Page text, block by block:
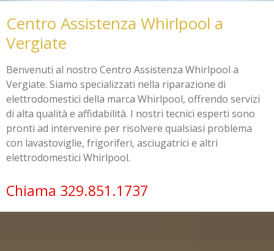
Centro Assistenza Whirlpool a
Vergiate
Benvenuti al nostro Centro Assistenza Whirlpool a
Vergiate. Siamo specializzati nella riparazione di
elettrodomestici della marca Whirlpool, offrendo servizi
di alta qualità e affidabilità. I nostri tecnici esperti sono
pronti ad intervenire per risolvere qualsiasi problema
con lavastoviglie, frigoriferi, asciugatrici e altri
elettrodomestici Whirlpool.
Chiama 329.851.1737